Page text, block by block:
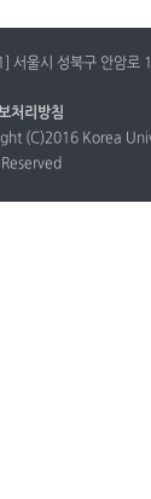
서울시 성북구 안암로
처리방침
(C)2016 Korea